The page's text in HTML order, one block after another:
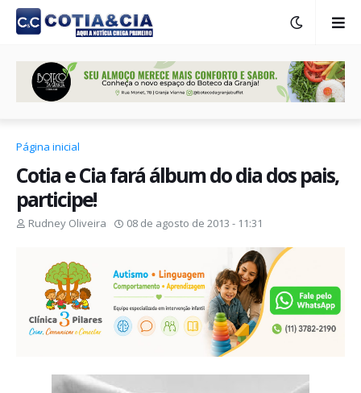
Página inicial
Cotia e Cia fará álbum do dia dos pais,
participe!
Rudney Oliveira 08 de agosto de 2013 - 11:31